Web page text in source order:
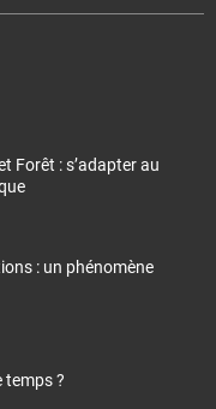
Forêt : s’adapter au
: un phénomène
temps ?